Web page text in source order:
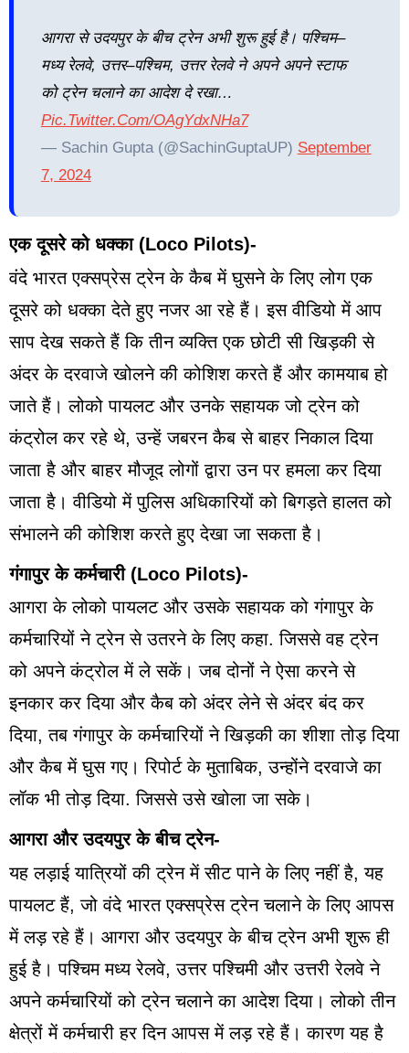
आगरा से उदयपुर के बीच ट्रेन अभी शुरू हुई है। पश्चिम–
मध्य रेलवे, उत्तर–पश्चिम, उत्तर रेलवे ने अपने अपने स्टाफ
को ट्रेन चलाने का आदेश दे रखा…
Pic.twitter.com/oAgYdxNHa7
— Sachin Gupta (@SachinGuptaUP) September
7, 2024
एक दूसरे को धक्का (Loco Pilots)-
वंदे भारत एक्सप्रेस ट्रेन के कैब में घुसने के लिए लोग एक
दूसरे को धक्का देते हुए नजर आ रहे हैं। इस वीडियो में आप
साप देख सकते हैं कि तीन व्यक्ति एक छोटी सी खिड़की से
अंदर के दरवाजे खोलने की कोशिश करते हैं और कामयाब हो
जाते हैं। लोको पायलट और उनके सहायक जो ट्रेन को
कंट्रोल कर रहे थे, उन्हें जबरन कैब से बाहर निकाल दिया
जाता है और बाहर मौजूद लोगों द्वारा उन पर हमला कर दिया
जाता है। वीडियो में पुलिस अधिकारियों को बिगड़ते हालत को
संभालने की कोशिश करते हुए देखा जा सकता है।
गंगापुर के कर्मचारी (Loco Pilots)-
आगरा के लोको पायलट और उसके सहायक को गंगापुर के
कर्मचारियों ने ट्रेन से उतरने के लिए कहा. जिससे वह ट्रेन
को अपने कंट्रोल में ले सकें। जब दोनों ने ऐसा करने से
इनकार कर दिया और कैब को अंदर लेने से अंदर बंद कर
दिया, तब गंगापुर के कर्मचारियों ने खिड़की का शीशा तोड़ दिया
और कैब में घुस गए। रिपोर्ट के मुताबिक, उन्होंने दरवाजे का
लॉक भी तोड़ दिया. जिससे उसे खोला जा सके।
आगरा और उदयपुर के बीच ट्रेन-
यह लड़ाई यात्रियों की ट्रेन में सीट पाने के लिए नहीं है, यह
पायलट हैं, जो वंदे भारत एक्सप्रेस ट्रेन चलाने के लिए आपस
में लड़ रहे हैं। आगरा और उदयपुर के बीच ट्रेन अभी शुरू ही
हुई है। पश्चिम मध्य रेलवे, उत्तर पश्चिमी और उत्तरी रेलवे ने
अपने कर्मचारियों को ट्रेन चलाने का आदेश दिया। लोको तीन
क्षेत्रों में कर्मचारी हर दिन आपस में लड़ रहे हैं। कारण यह है